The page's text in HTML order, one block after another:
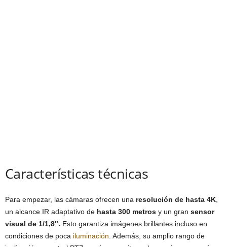
Características técnicas
Para empezar, las cámaras ofrecen una resolución de hasta 4K
un alcance IR adaptativo de hasta 300 metros y un gran sensor
visual de 1/1,8″. Esto garantiza imágenes brillantes incluso en
condiciones de poca iluminación . Además, su amplio rango de